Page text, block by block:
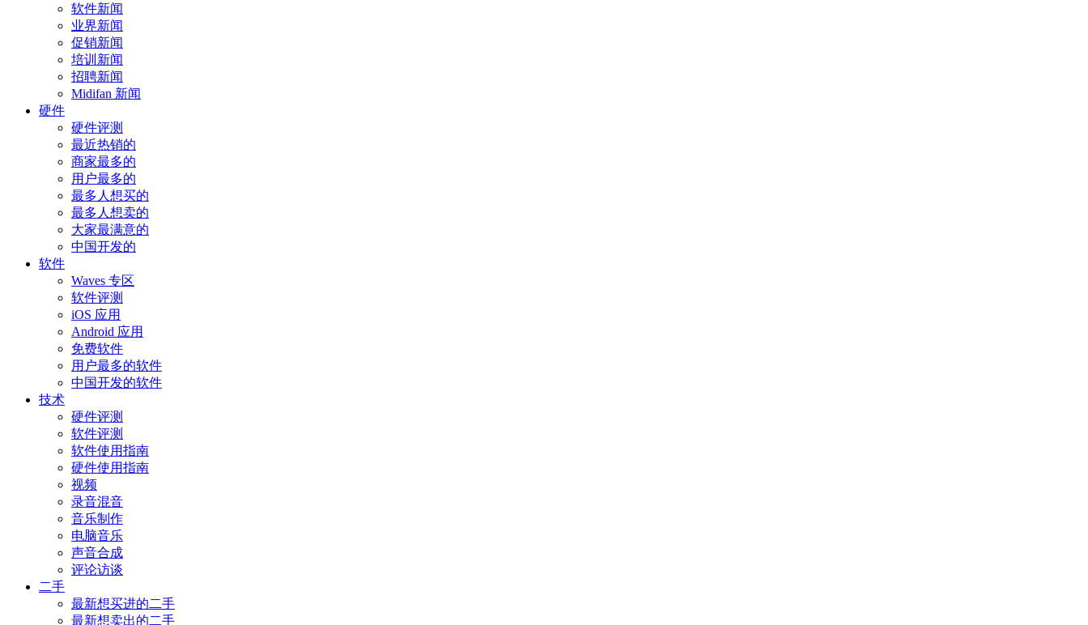
软件新闻
业界新闻
促销新闻
培训新闻
招聘新闻
Midifan 新闻
硬件
硬件评测
最近热销的
商家最多的
用户最多的
最多人想买的
最多人想卖的
大家最满意的
中国开发的
软件
Waves 专区
软件评测
iOS 应用
Android 应用
免费软件
用户最多的软件
中国开发的软件
技术
硬件评测
软件评测
软件使用指南
硬件使用指南
视频
录音混音
音乐制作
电脑音乐
声音合成
评论访谈
二手
最新想买进的二手
最新想卖出的二手